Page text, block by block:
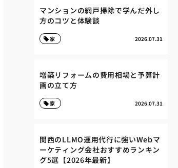
マンションの網戸掃除で学んだ外し
方のコツと体験談
2026.07.31
家
増築リフォームの費用相場と予算計
画の立て方
2026.07.31
家
関西のLLMO運用代行に強いWebマ
ーケティング会社おすすめランキン
グ5選【2026年最新】